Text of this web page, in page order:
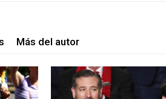
Más del autor